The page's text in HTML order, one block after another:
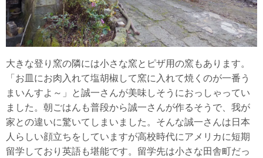
大きな登り窯の隣には小さな窯とピザ用の窯もあります。
「お皿にお肉入れて塩胡椒して窯に入れて焼くのが一番う
まいんすよ～」と誠一さんが美味しそうにおっしゃってい
ました。朝ごはんも普段から誠一さんが作るそうで、我が
家との違いに驚いてしまいました。そんな誠一さんは日本
人らしい顔立ちをしていますが高校時代にアメリカに短期
留学しており英語も堪能です。留学先は小さな田舎町だっ